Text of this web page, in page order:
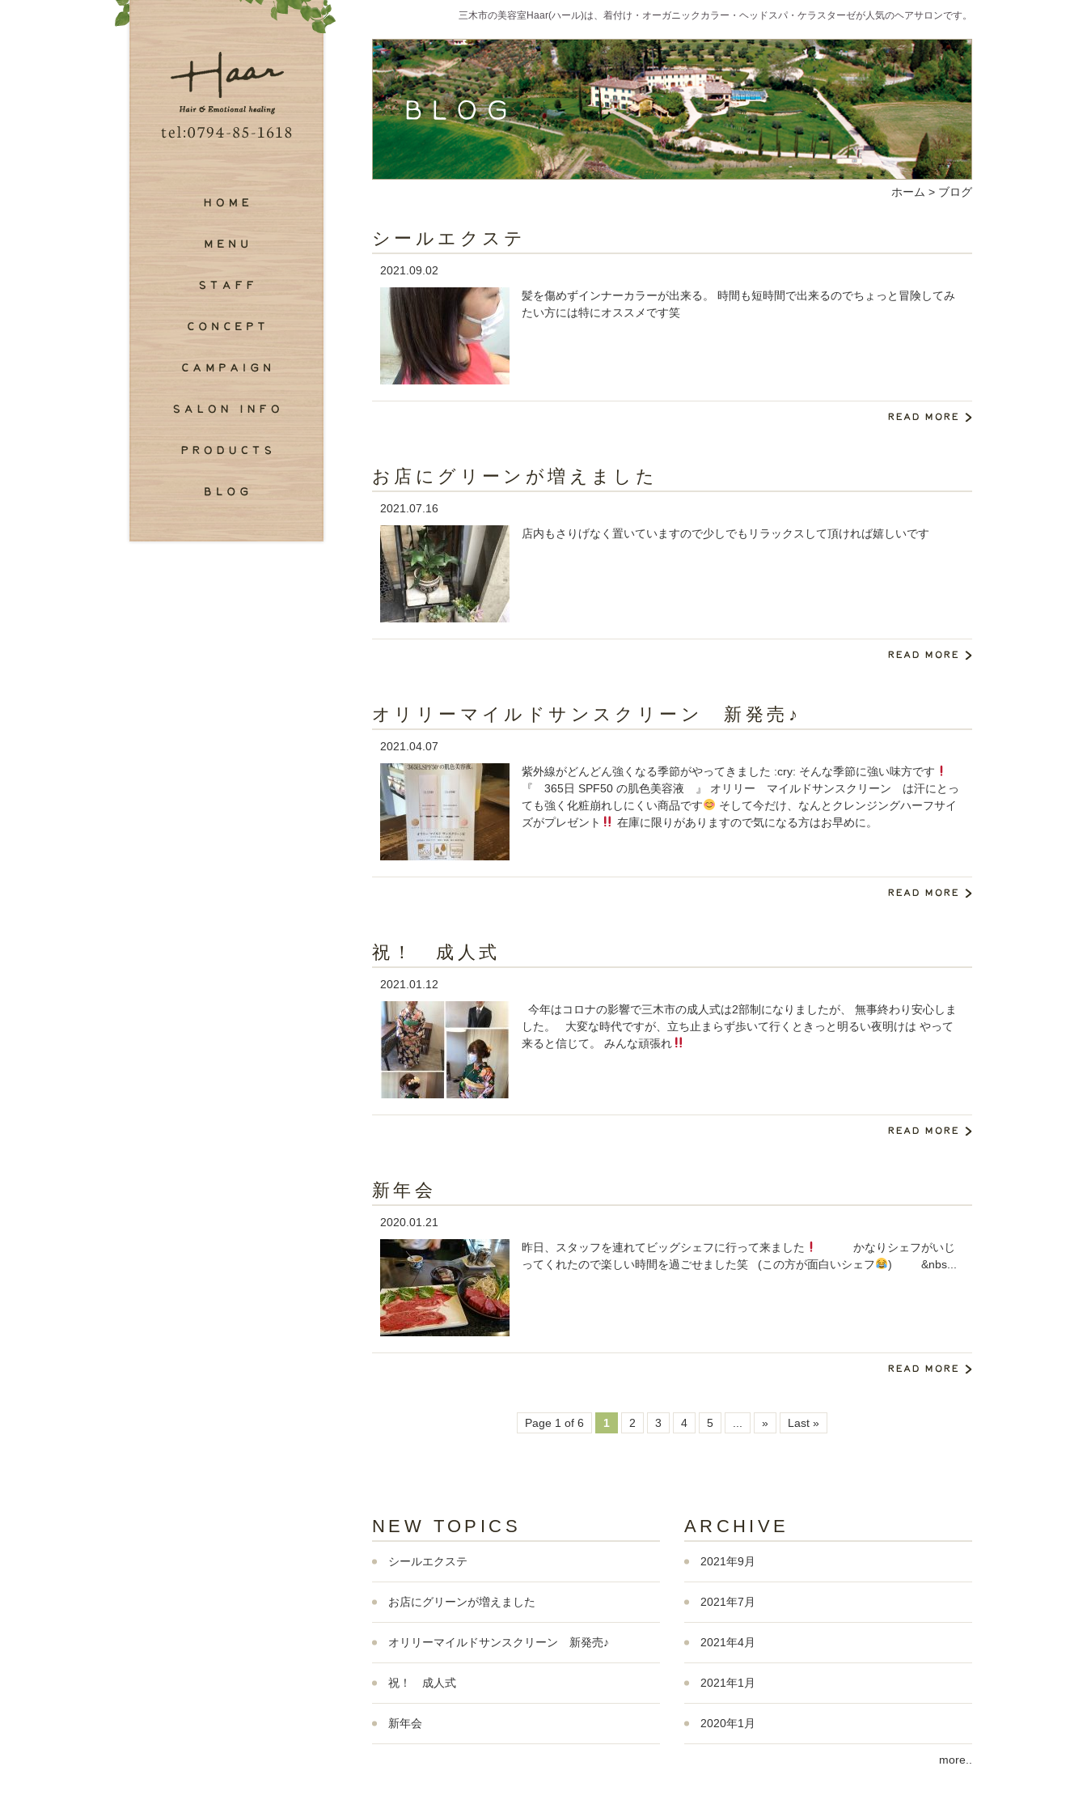
三木市の美容室Haar(ハール)は、着付け・オーガニックカラー・ヘッドスパ・ケラスターゼが人気のヘアサロンです。
ホーム > ブログ
シールエクステ
2021.09.02
髪を傷めずインナーカラーが出来る。 時間も短時間で出来るのでちょっと冒険してみ
たい方には特にオススメです笑
お店にグリーンが増えました
2021.07.16
店内もさりげなく置いていますので少しでもリラックスして頂ければ嬉しいです
オリリーマイルドサンスクリーン 新発売♪
2021.04.07
紫外線がどんどん強くなる季節がやってきました :cry: そんな季節に強い味方です
『 365日 SPF50 の肌色美容液 』 オリリー マイルドサンスクリーン は汗にとっ
ても強く化粧崩れしにくい商品です
そして今だけ、なんとクレンジングハーフサイ
ズがプレゼント
在庫に限りがありますので気になる方はお早めに。
祝！ 成人式
2021.01.12
今年はコロナの影響で三木市の成人式は2部制になりましたが、 無事終わり安心しま
した。 大変な時代ですが、立ち止まらず歩いて行くときっと明るい夜明けは やって
来ると信じて。 みんな頑張れ
新年会
2020.01.21
昨日、スタッフを連れてビッグシェフに行って来ました
かなりシェフがいじ
ってくれたので楽しい時間を過ごせました笑 (この方が面白いシェフ
) &nbs...
Page 1 of 6 1 2 3 4 5 » Last »
NEW TOPICS
シールエクステ
お店にグリーンが増えました
オリリーマイルドサンスクリーン 新発売♪
祝！ 成人式
新年会
ARCHIVE
2021年9月
2021年7月
2021年4月
2021年1月
2020年1月
more..